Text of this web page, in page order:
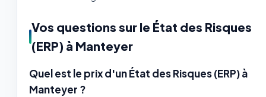
Vos questions sur le État des Risques
(ERP) à Manteyer
Quel est le prix d'un État des Risques (ERP) à
Manteyer ?